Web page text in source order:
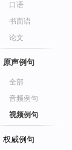
口语
书面语
论文
原声例句
全部
音频例句
视频例句
权威例句